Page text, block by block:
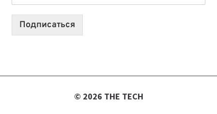
РАБОТЫ
Подписаться
© 2026 THE TECH